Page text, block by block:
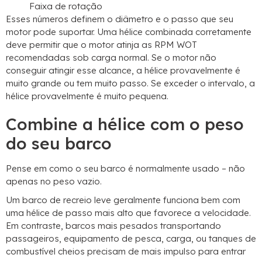
Faixa de rotação
Esses números definem o diâmetro e o passo que seu
motor pode suportar. Uma hélice combinada corretamente
deve permitir que o motor atinja as RPM WOT
recomendadas sob carga normal. Se o motor não
conseguir atingir esse alcance, a hélice provavelmente é
muito grande ou tem muito passo. Se exceder o intervalo, a
hélice provavelmente é muito pequena.
Combine a hélice com o peso
do seu barco
Pense em como o seu barco é normalmente usado – não
apenas no peso vazio.
Um barco de recreio leve geralmente funciona bem com
uma hélice de passo mais alto que favorece a velocidade.
Em contraste, barcos mais pesados ​​transportando
passageiros, equipamento de pesca, carga, ou tanques de
combustível cheios precisam de mais impulso para entrar